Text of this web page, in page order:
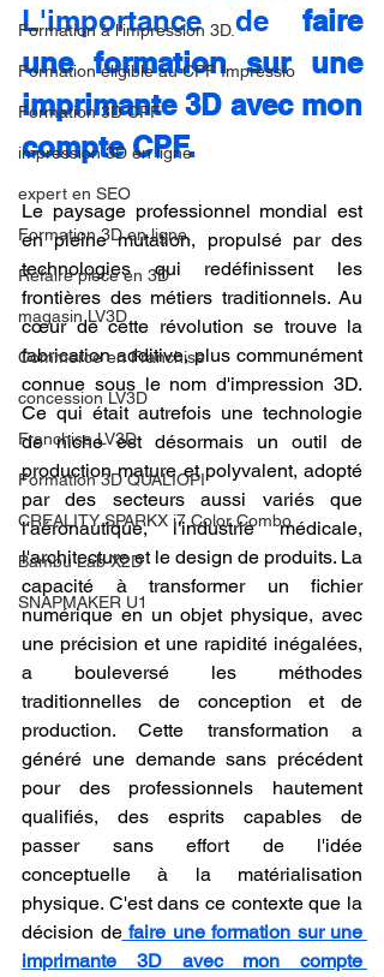
Formation à l'impression 3D.
Formation éligible au CPF Impressio
Formation 3D CPF
impression 3D en ligne
expert en SEO
Formation 3D en ligne.
Refaire piece en 3D
magasin LV3D
Commerce en Franchise
concession LV3D
Franchise LV3D
Formation 3D QUALIOPI
CREALITY SPARKX i7 Color Combo
Bambu Lab X2D
SNAPMAKER U1
L'importance de faire
une formation sur une
imprimante 3D avec mon
compte CPF.
Le paysage professionnel mondial est
en pleine mutation, propulsé par des
technologies qui redéfinissent les
frontières des métiers traditionnels. Au
cœur de cette révolution se trouve la
fabrication additive, plus communément
connue sous le nom d'impression 3D.
Ce qui était autrefois une technologie
de niche est désormais un outil de
production mature et polyvalent, adopté
par des secteurs aussi variés que
l'aéronautique, l'industrie médicale,
l'architecture et le design de produits. La
capacité à transformer un fichier
numérique en un objet physique, avec
une précision et une rapidité inégalées,
a bouleversé les méthodes
traditionnelles de conception et de
production. Cette transformation a
généré une demande sans précédent
pour des professionnels hautement
qualifiés, des esprits capables de
passer sans effort de l'idée
conceptuelle à la matérialisation
physique. C'est dans ce contexte que la
décision de faire une formation sur une
imprimante 3D avec mon compte